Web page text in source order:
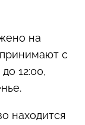
на
с
12:00,
находится